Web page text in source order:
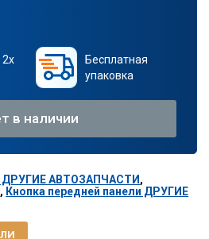
Бесплатная
упаковка
в наличии
ДРУГИЕ АВТОЗАПЧАСТИ,
, Кнопка передней панели ДРУГИЕ